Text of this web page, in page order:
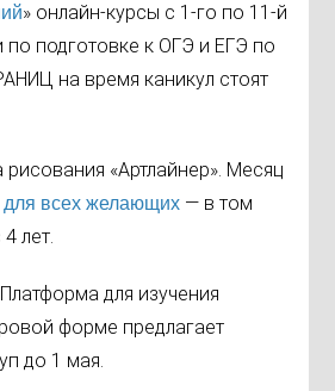
» онлайн-курсы с 1-го по 11-й
по подготовке к ОГЭ и ЕГЭ по
на время каникул стоят
«Артлайнер». Месяц
для всех желающих — в том
лет.
для изучения
форме предлагает
до 1 мая.